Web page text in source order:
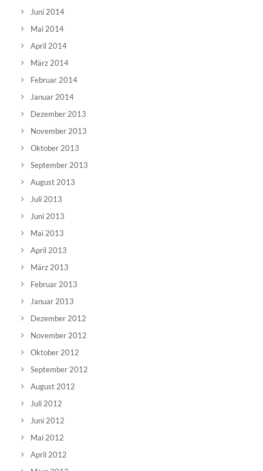
Juni 2014
Mai 2014
April 2014
März 2014
Februar 2014
Januar 2014
Dezember 2013
November 2013
Oktober 2013
September 2013
August 2013
Juli 2013
Juni 2013
Mai 2013
April 2013
März 2013
Februar 2013
Januar 2013
Dezember 2012
November 2012
Oktober 2012
September 2012
August 2012
Juli 2012
Juni 2012
Mai 2012
April 2012